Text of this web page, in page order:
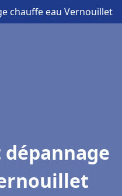
chauffe eau Vernouillet